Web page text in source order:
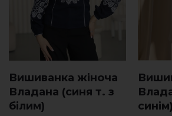
Вишиванка жіноча
Владана (синя т. з
білим)
синім)